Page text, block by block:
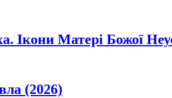
Ікони Матері Божої
(2026)